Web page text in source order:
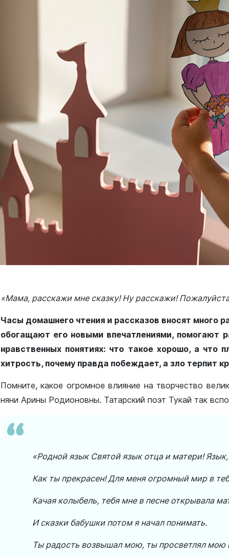
«Мама, расскажи мне сказку! Ну расскажи!
Часы домашнего чтения и рассказов вносят много
обогащают его новыми впечатлениями, помогают
нравственных понятиях: что такое хорошо, а что
хитрость, почему правда побеждает, а зло терпит
Помните, какое огромное влияние на творчество
няни Арины Родионовны. Татарский поэт Тукай так
«Родной язык Святой язык отца и матери! Язык,
Как ты прекрасен! Для меня огромный мир в
Качая колыбель, тебя мне в песне открывала
И сказки бабушки потом я начал понимать.
Ты радость возвышал мою, ты просветлял мою